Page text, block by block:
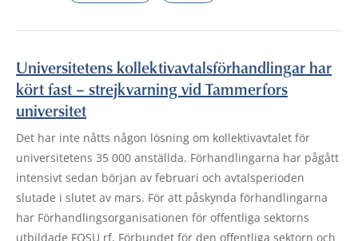
Universitetens kollektivavtalsförhandlingar har
kört fast – strejkvarning vid Tammerfors
universitet
Det har inte nåtts någon lösning om kollektivavtalet för
universitetens 35 000 anställda. Förhandlingarna har pågått
intensivt sedan början av februari och avtalsperioden
slutade i slutet av mars. För att påskynda förhandlingarna
har Förhandlingsorganisationen för offentliga sektorns
utbildade FOSU rf, Förbundet för den offentliga sektorn och